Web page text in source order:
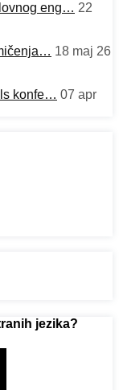
eng… 22
18 maj 26
konfe… 07 apr
jezika?